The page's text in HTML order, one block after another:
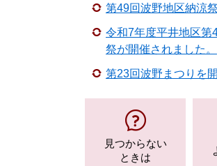
第49回波野地区納涼祭
令和7年度平井地区第
祭が開催されました。
第23回波野まつりを
見つからない
ときは